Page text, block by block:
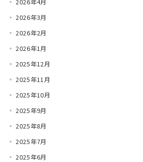
2026年3月
2026年2月
2026年1月
2025年12月
2025年11月
2025年10月
2025年9月
2025年8月
2025年7月
2025年6月